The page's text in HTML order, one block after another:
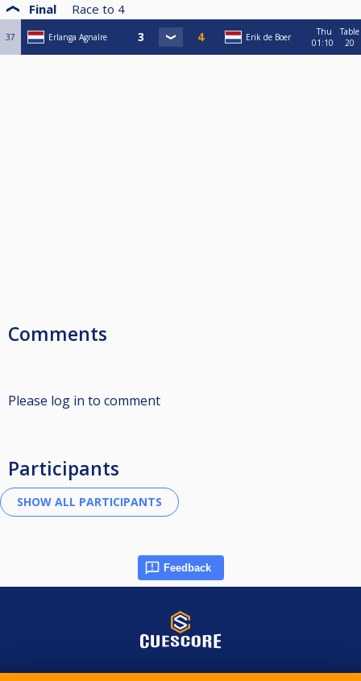
Final Race to 4
37 Erlanga Agnalre Erik de Boer
Thu
01:10
Table
20
Comments
Please log in to comment
Participants
Feedback